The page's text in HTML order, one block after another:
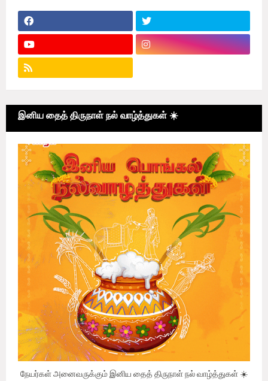
இனிய தைத் திருநாள் நல் வாழ்த்துகள் ☀️
நேயர்கள் அனைவருக்கும் இனிய தைத் திருநாள் நல் வாழ்த்துகள் ☀️